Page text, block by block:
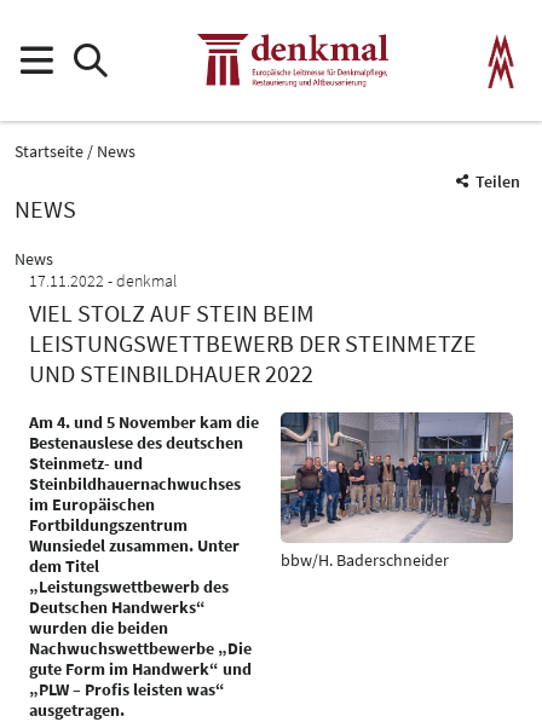
Startseite
News
Teilen
NEWS
News
17.11.2022
denkmal
VIEL STOLZ AUF STEIN BEIM
LEISTUNGSWETTBEWERB DER STEINMETZE
UND STEINBILDHAUER 2022
Am 4. und 5 November kam die
Bestenauslese des deutschen
Steinmetz- und
Steinbildhauernachwuchses
im Europäischen
Fortbildungszentrum
Wunsiedel zusammen. Unter
dem Titel
„Leistungswettbewerb des
Deutschen Handwerks“
wurden die beiden
Nachwuchswettbewerbe „Die
gute Form im Handwerk“ und
„PLW – Profis leisten was“
ausgetragen.
bbw/H. Baderschneider